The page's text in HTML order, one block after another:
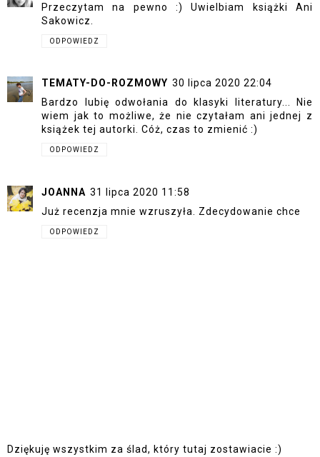
Przeczytam na pewno :) Uwielbiam książki Ani
Sakowicz.
ODPOWIEDZ
TEMATY-DO-ROZMOWY 30 lipca 2020 22:04
Bardzo lubię odwołania do klasyki literatury... Nie
wiem jak to możliwe, że nie czytałam ani jednej z
książek tej autorki. Cóż, czas to zmienić :)
ODPOWIEDZ
JOANNA 31 lipca 2020 11:58
Już recenzja mnie wzruszyła. Zdecydowanie chce
ODPOWIEDZ
Dziękuję wszystkim za ślad, który tutaj zostawiacie :)